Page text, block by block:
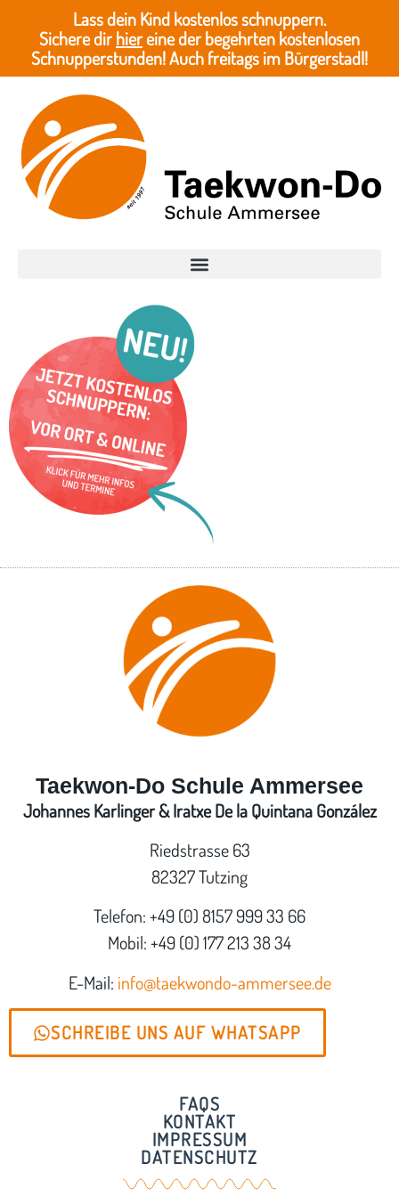
Lass dein Kind kostenlos schnuppern.
Sichere dirhiereine der begehrten kostenlosen
Schnupperstunden! Auch freitags im Bürgerstadl!
Taekwon-Do Schule Ammersee
Johannes Karlinger & Iratxe De la Quintana González
Riedstrasse 63
82327 Tutzing
Telefon: +49 (0) 8157 999 33 66
Mobil: +49 (0) 177 213 38 34
E-Mail: info@taekwondo-ammersee.de
SCHREIBE UNS AUF WHATSAPP
FAQS
KONTAKT
IMPRESSUM
DATENSCHUTZ